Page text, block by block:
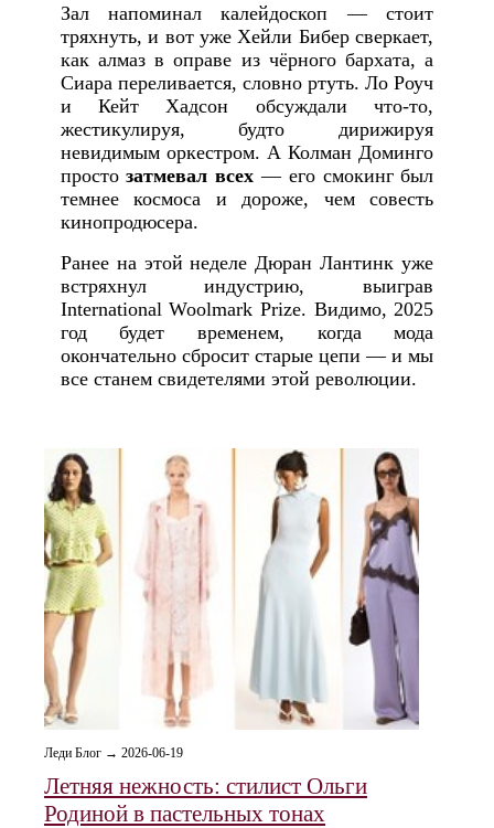
Зал напоминал калейдоскоп — стоит
тряхнуть, и вот уже Хейли Бибер сверкает,
как алмаз в оправе из чёрного бархата, а
Сиара переливается, словно ртуть. Ло Роуч
и Кейт Хадсон обсуждали что-то,
жестикулируя, будто дирижируя
невидимым оркестром. А Колман Доминго
простозатмевал всех — его смокинг был
темнее космоса и дороже, чем совесть
кинопродюсера.
Ранее на этой неделе Дюран Лантинк уже
встряхнул индустрию, выиграв
International Woolmark Prize. Видимо, 2025
год будет временем, когда мода
окончательно сбросит старые цепи — и мы
все станем свидетелями этой революции.
Леди Блог → 2026-06-19
Летняя нежность: стилист Ольги
Родиной в пастельных тонах